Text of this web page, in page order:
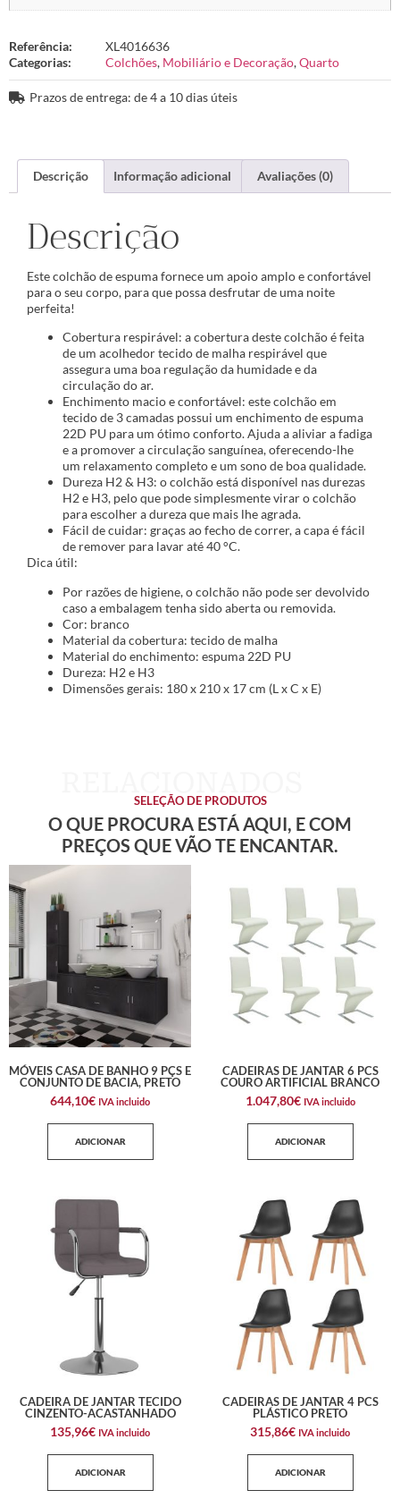
Referência:
XL4016636
Categorias:
Colchões, Mobiliário e Decoração,Quarto
Prazos de entrega: de 4 a 10 dias úteis
Descrição Informação adicional Avaliações (0)
Descrição
Este colchão de espuma fornece um apoio amplo e confortável
para o seu corpo, para que possa desfrutar de uma noite
perfeita!
Cobertura respirável: a cobertura deste colchão é feita
de um acolhedor tecido de malha respirável que
assegura uma boa regulação da humidade e da
circulação do ar.
Enchimento macio e confortável: este colchão em
tecido de 3 camadas possui um enchimento de espuma
22D PU para um ótimo conforto. Ajuda a aliviar a fadiga
e a promover a circulação sanguínea, oferecendo-lhe
um relaxamento completo e um sono de boa qualidade.
Dureza H2 & H3: o colchão está disponível nas durezas
H2 e H3, pelo que pode simplesmente virar o colchão
para escolher a dureza que mais lhe agrada.
Fácil de cuidar: graças ao fecho de correr, a capa é fácil
de remover para lavar até 40 °C.
Dica útil:
Por razões de higiene, o colchão não pode ser devolvido
caso a embalagem tenha sido aberta ou removida.
Cor: branco
Material da cobertura: tecido de malha
Material do enchimento: espuma 22D PU
Dureza: H2 e H3
Dimensões gerais: 180 x 210 x 17 cm (L x C x E)
SELEÇÃO DE PRODUTOS
O QUE PROCURA ESTÁ AQUI, E COM
PREÇOS QUE VÃO TE ENCANTAR.
MÓVEIS CASA DE BANHO 9 PÇS E
CONJUNTO DE BACIA, PRETO
644,10€ IVA incluido
ADICIONAR
CADEIRAS DE JANTAR 6 PCS
COURO ARTIFICIAL BRANCO
1.047,80€ IVA incluido
ADICIONAR
CADEIRA DE JANTAR TECIDO
CINZENTO-ACASTANHADO
135,96€ IVA incluido
ADICIONAR
CADEIRAS DE JANTAR 4 PCS
PLÁSTICO PRETO
315,86€ IVA incluido
ADICIONAR